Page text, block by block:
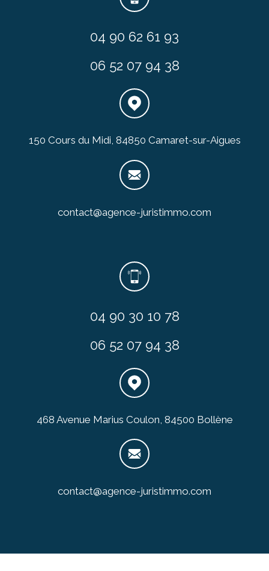
04 90 62 61 93
06 52 07 94 38
150 Cours du Midi, 84850 Camaret-sur-Aigues
contact@agence-juristimmo.com
04 90 30 10 78
06 52 07 94 38
468 Avenue Marius Coulon, 84500 Bollène
contact@agence-juristimmo.com